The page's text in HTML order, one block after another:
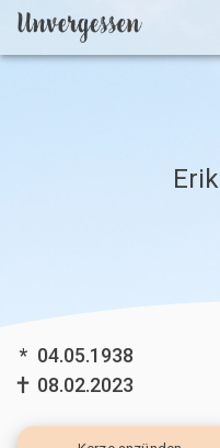
* 04.05.1938
08.02.2023